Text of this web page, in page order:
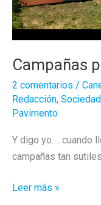
Campañas
2 comentarios /
Redacción, Sociedad
Pavimento
Y digo yo…. cuando
campañas tan
Campañas
Leer más »